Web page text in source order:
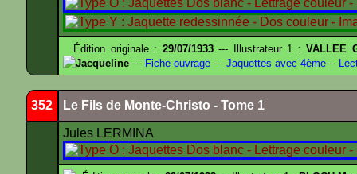
Édition originale : 29/07/1933--- Illustrateur 1 :VALLEE
Jacqueline --- Fiche ouvrage --- Jaquettes avec 4ème---
352 Le Fils de Monte-Christo - Tome 1
Jules LERMINA